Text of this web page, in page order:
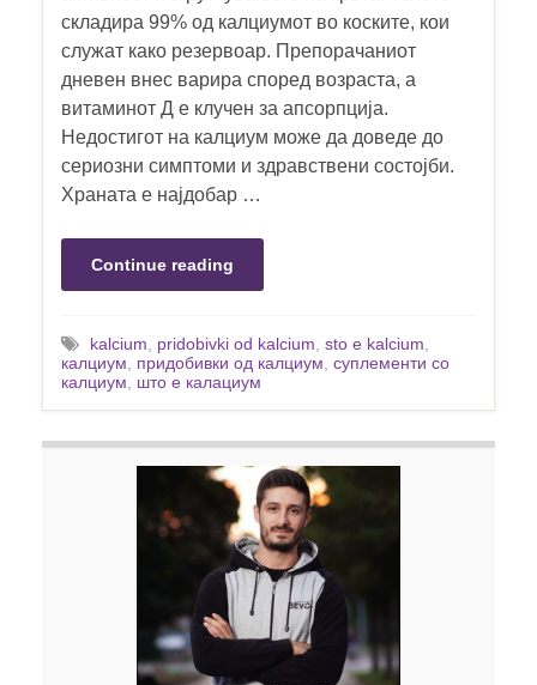
складира 99% од калциумот во коските, кои
служат како резервоар. Препорачаниот
дневен внес варира според возраста, а
витаминот Д е клучен за апсорпција.
Недостигот на калциум може да доведе до
сериозни симптоми и здравствени состојби.
Храната е најдобар …
Continue reading
kalcium pridobivki od kalcium sto e kalcium
калциум
придобивки од калциум суплементи со
калциум
што е калациум